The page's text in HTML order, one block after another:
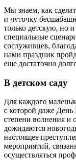
Мы знаем, как
и чуточку
только детскую, но
специальные
сослуживцев,
нами праздник
еще достаточно
В детском саду
Для каждого
с которой даже День
степени волнения
дожидаются
настоящее
мероприятий,
осуществляться